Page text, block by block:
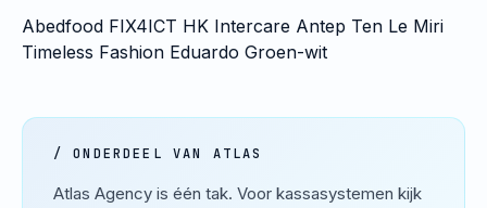
Abedfood FIX4ICT HK Intercare Antep Ten Le Miri
Timeless Fashion Eduardo Groen-wit
/ ONDERDEEL VAN ATLAS
Atlas Agency is één tak. Voor kassasystemen kijk